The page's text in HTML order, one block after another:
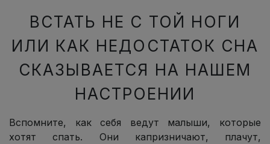
ВСТАТЬ НЕ С ТОЙ НОГИ
ИЛИ КАК НЕДОСТАТОК СНА
СКАЗЫВАЕТСЯ НА НАШЕМ
НАСТРОЕНИИ
Вспомните, как себя ведут малыши, которые
хотят спать. Они капризничают, плачут,